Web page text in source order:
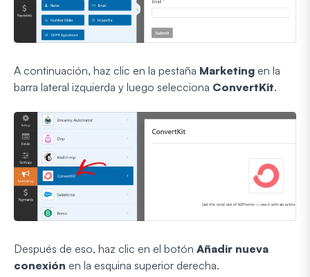
A continuación, haz clic en la pestaña Marketing en la
barra lateral izquierda y luego selecciona ConvertKit.
Después de eso, haz clic en el botón Añadir nueva
conexión en la esquina superior derecha.